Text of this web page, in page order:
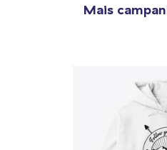
Mais